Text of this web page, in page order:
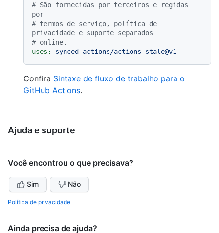
# São fornecidas por terceiros e regidas
por
# termos de serviço, política de
privacidade e suporte separados
# online.
uses:
synced-actions/actions-stale@v1
Confira Sintaxe de fluxo de trabalho para o
GitHub Actions.
Ajuda e suporte
Você encontrou o que precisava?
Sim Não
Política de privacidade
Ainda precisa de ajuda?